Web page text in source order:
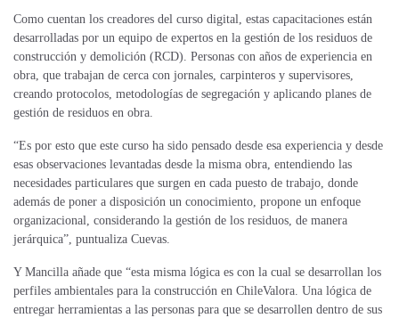
Como cuentan los creadores del curso digital, estas capacitaciones están
desarrolladas por un equipo de expertos en la gestión de los residuos de
construcción y demolición (RCD). Personas con años de experiencia en
obra, que trabajan de cerca con jornales, carpinteros y supervisores,
creando protocolos, metodologías de segregación y aplicando planes de
gestión de residuos en obra.
“Es por esto que este curso ha sido pensado desde esa experiencia y desde
esas observaciones levantadas desde la misma obra, entendiendo las
necesidades particulares que surgen en cada puesto de trabajo, donde
además de poner a disposición un conocimiento, propone un enfoque
organizacional, considerando la gestión de los residuos, de manera
jerárquica”, puntualiza Cuevas.
Y Mancilla añade que “esta misma lógica es con la cual se desarrollan los
perfiles ambientales para la construcción en ChileValora. Una lógica de
entregar herramientas a las personas para que se desarrollen dentro de sus